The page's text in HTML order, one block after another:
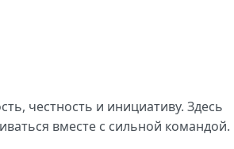
честность и инициативу. Здесь
вместе с сильной командой.